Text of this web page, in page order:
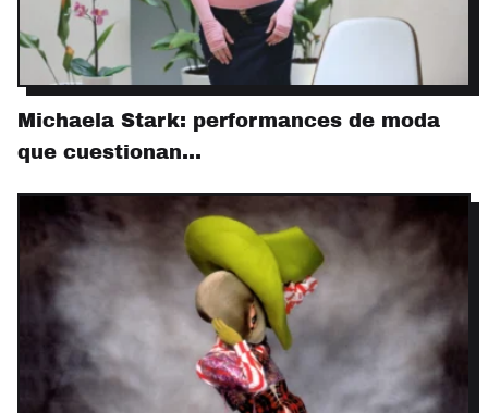
Michaela Stark: performances de moda
que cuestionan…